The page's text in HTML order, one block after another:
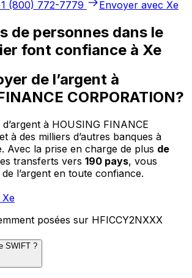
(800) 772-7779
Envoyer avec Xe
de personnes dans le
font confiance à Xe
de l’argent à
CORPORATION?
à HOUSING FINANCE
à des milliers d’autres banques à
Avec la prise en charge de plus de
transferts vers 190 pays, vous
l’argent en toute confiance.
posées sur HFICCY2NXXX
SWIFT ?